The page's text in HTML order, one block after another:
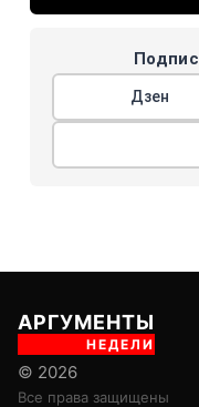
Дзен
АРГУМЕНТЫ
НЕДЕЛИ
© 2026
Все права защищены